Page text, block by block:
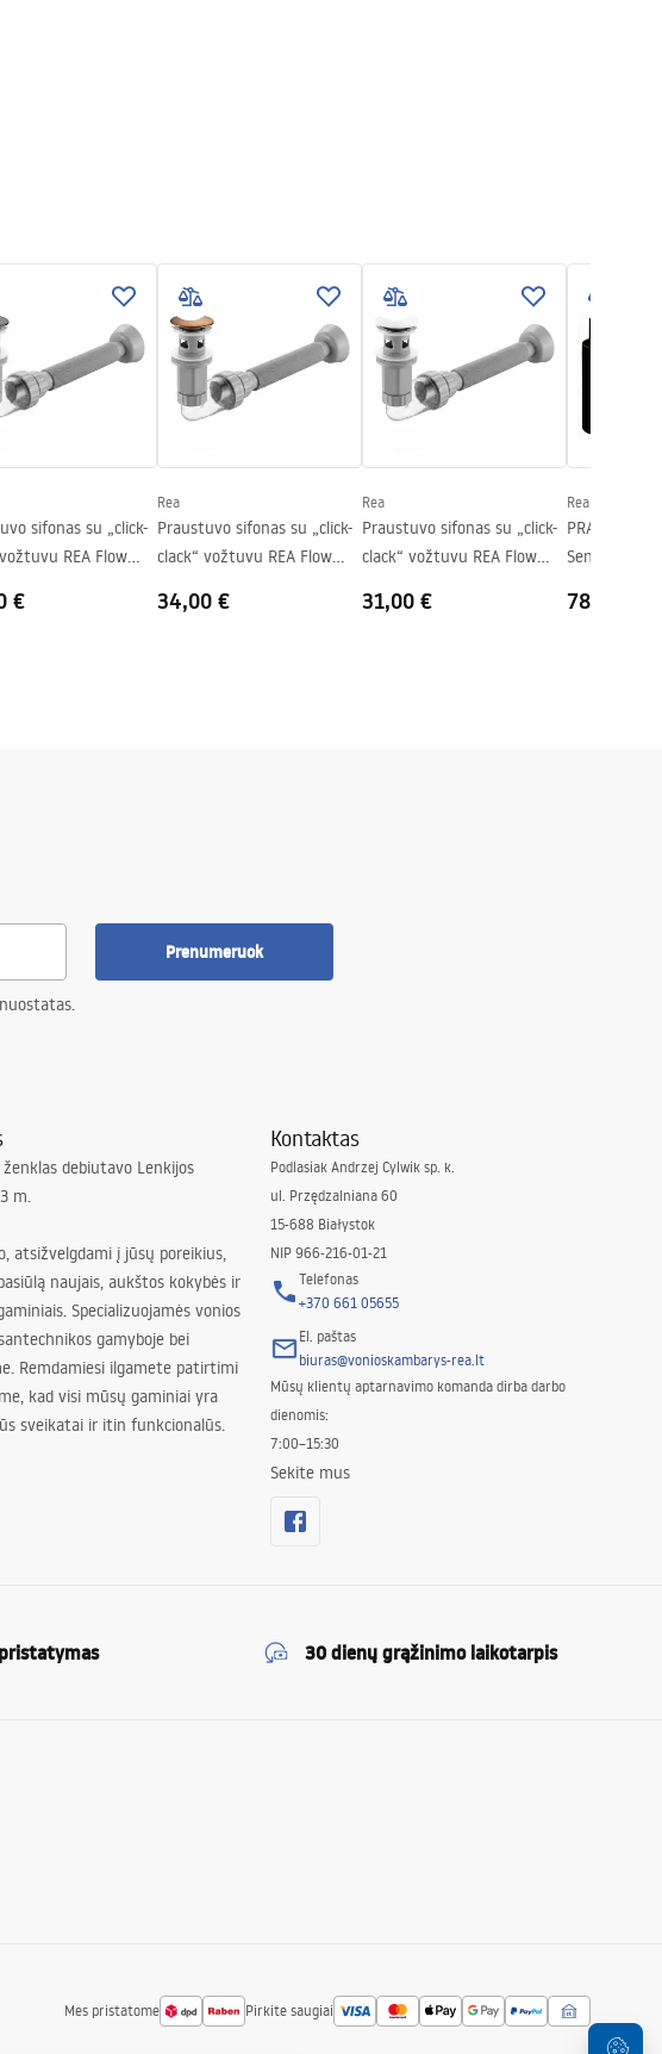
sifonas su „click-
REA Flow
€
Rea
Praustuvo sifonas su „click-
clack“ vožtuvu REA Flow
34,00 €
Rea
Praustuvo sifonas su „click-
clack“ vožtuvu REA Flow
31,00 €
Rea
PRAUSTUVO
Senas Juodas
78,00 €
Prenumeruok
nuostatas.
ženklas debiutavo Lenkijos
m.
atsižvelgdami į jūsų poreikius,
naujais, aukštos kokybės ir
Specializuojamės vonios
gamyboje bei
Remdamiesi ilgamete patirtimi
kad visi mūsų gaminiai yra
sveikatai ir itin funkcionalūs.
Kontaktas
Podlasiak Andrzej Cylwik sp. k.
ul. Przędzalniana 60
15-688 Białystok
NIP 966-216-01-21
Telefonas
+370 661 05655
El. paštas
biuras@vonioskambarys-rea.lt
Mūsų klientų aptarnavimo komanda dirba darbo
dienomis:
7:00–15:30
Sekite mus
30 dienų grąžinimo laikotarpis
Mes pristatome Pirkite saugiai